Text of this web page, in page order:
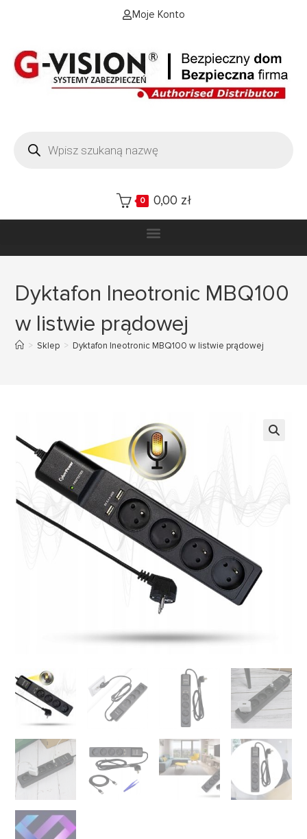
Moje Konto
0 0,00 zł
Dyktafon Ineotronic MBQ100
w listwie prądowej
> Sklep > Dyktafon Ineotronic MBQ100 w listwie prądowej